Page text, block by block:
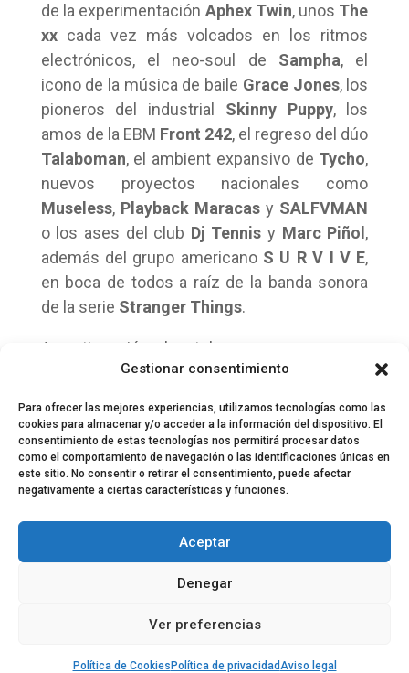
Gestionar consentimiento
Para ofrecer las mejores experiencias, utilizamos tecnologías como las
cookies para almacenar y/o acceder a la información del dispositivo. El
consentimiento de estas tecnologías nos permitirá procesar datos
como el comportamiento de navegación o las identificaciones únicas en
este sitio. No consentir o retirar el consentimiento, puede afectar
negativamente a ciertas características y funciones.
Aceptar
Denegar
Ver preferencias
Política de Cookies Política de privacidadAviso legal
de la experimentación Aphex Twin, unos The
xx cada vez más volcados en los ritmos
electrónicos, el neo-soul de Sampha, el
icono de la música de baile Grace Jones, los
pioneros del industrial Skinny Puppy, los
amos de la EBM Front 242, el regreso del dúo
Talaboman, el ambient expansivo de Tycho,
nuevos proyectos nacionales como
Museless, Playback Maracas y SALFVMAN
o los ases del club Dj Tennis y Marc Piñol ,
además del grupo americano S U R V I V E,
en boca de todos a raíz de la banda sonora
de la serie Stranger Things.
A continuación, el cartel:
Equipo EPDLT Contacto